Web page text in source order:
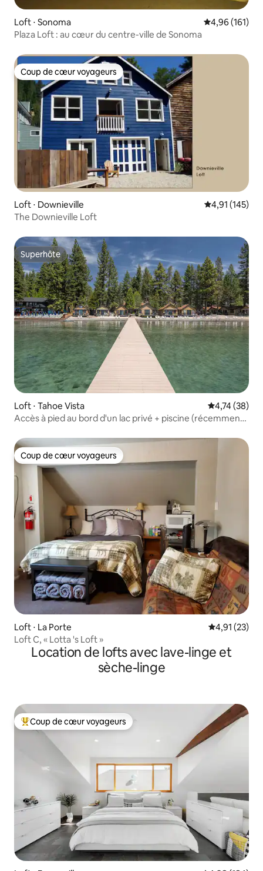
Loft ⋅ Sonoma Évaluation
4,96 (161)
Plaza Loft : au cœur du centre-ville de Sonoma
Coup de cœur voyageurs
Coup de cœur voyageurs
Loft ⋅ Downieville Évaluation
4,91 (145)
The Downieville Loft
Superhôte
Superhôte
Loft ⋅ Tahoe Vista Évaluation
4,74 (38)
Accès à pied au bord d'un lac privé + piscine (récemment
Coup de cœur voyageurs
Coup de cœur voyageurs
Loft ⋅ La Porte Évaluation
4,91 (23)
Loft C, « Lotta 's Loft »
Location de lofts avec lave-linge et
sèche-linge
Coups de cœur voyageurs les plus appréciés
Coup de cœur voyageurs